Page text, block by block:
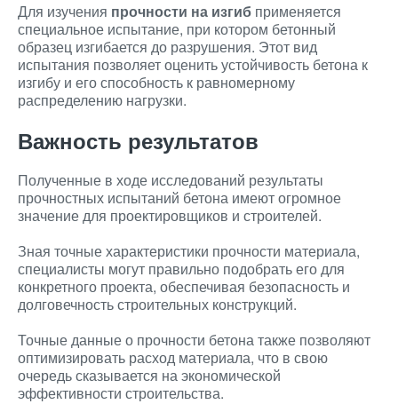
Для изучения прочности на изгиб применяется
специальное испытание, при котором бетонный
образец изгибается до разрушения. Этот вид
испытания позволяет оценить устойчивость бетона к
изгибу и его способность к равномерному
распределению нагрузки.
Важность результатов
Полученные в ходе исследований результаты
прочностных испытаний бетона имеют огромное
значение для проектировщиков и строителей.
Зная точные характеристики прочности материала,
специалисты могут правильно подобрать его для
конкретного проекта, обеспечивая безопасность и
долговечность строительных конструкций.
Точные данные о прочности бетона также позволяют
оптимизировать расход материала, что в свою
очередь сказывается на экономической
эффективности строительства.